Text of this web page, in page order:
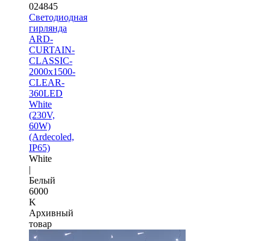
024845
Светодиодная
гирлянда
ARD-
CURTAIN-
CLASSIC-
2000x1500-
CLEAR-
360LED
White
(230V,
60W)
(Ardecoled,
IP65)
White
|
Белый
6000
K
Архивный
товар